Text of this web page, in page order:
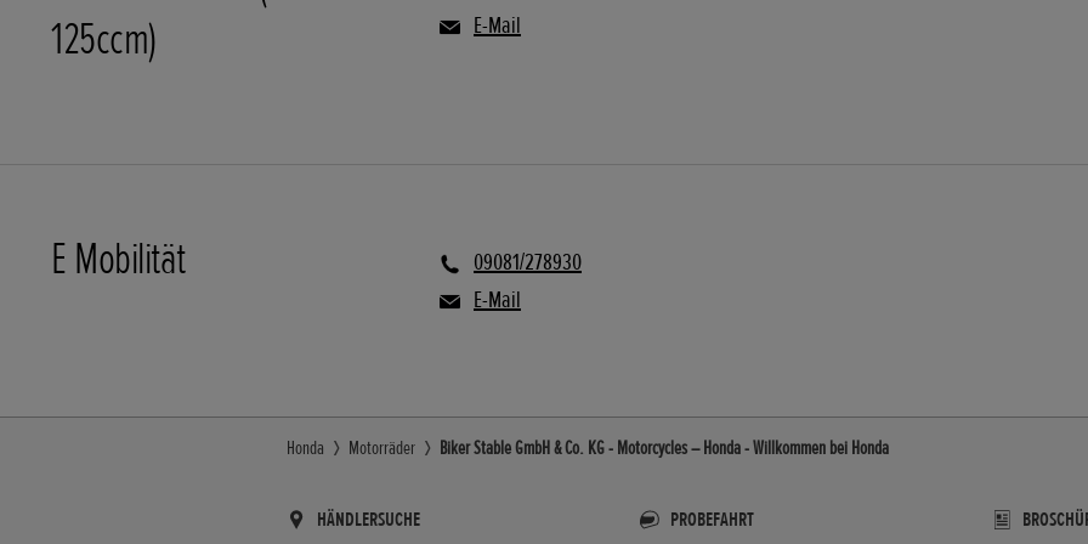
125ccm)
E-Mail
E Mobilität
09081/278930
E-Mail
Honda Motorräder Biker Stable GmbH & Co. KG - Motorcycles – Honda - Willkommen bei Honda
HÄNDLERSUCHE PROBEFAHRT